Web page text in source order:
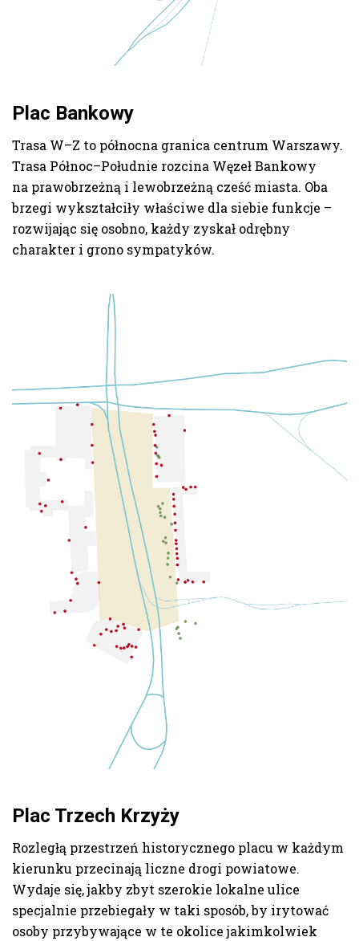
Plac Bankowy
Trasa W–Z to północna granica centrum Warszawy.
Trasa Północ–Południe rozcina Węzeł Bankowy
na prawobrzeżną i lewobrzeżną cześć miasta. Oba
brzegi wykształciły właściwe dla siebie funkcje –
rozwijając się osobno, każdy zyskał odrębny
charakter i grono sympatyków.
Plac Trzech Krzyży
Rozległą przestrzeń historycznego placu w każdym
kierunku przecinają liczne drogi powiatowe.
Wydaje się, jakby zbyt szerokie lokalne ulice
specjalnie przebiegały w taki sposób, by irytować
osoby przybywające w te okolice jakimkolwiek